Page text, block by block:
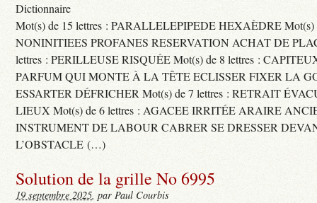
Dictionnaire
Mot(s) de 15 lettres : PARALLELEPIPEDE HEXAÈDRE Mot(s)
NONINITIEES PROFANES RESERVATION ACHAT DE
lettres : PERILLEUSE RISQUÉE Mot(s) de 8 lettres :
PARFUM QUI MONTE À LA TÊTE ECLISSER FIXER LA
ESSARTER DÉFRICHER Mot(s) de 7 lettres : RETRAIT
LIEUX Mot(s) de 6 lettres : AGACEE IRRITÉE ARAIRE
INSTRUMENT DE LABOUR CABRER SE DRESSER
L’OBSTACLE (…)
Solution de la grille No 6995
19 septembre 2025, par Paul Courbis